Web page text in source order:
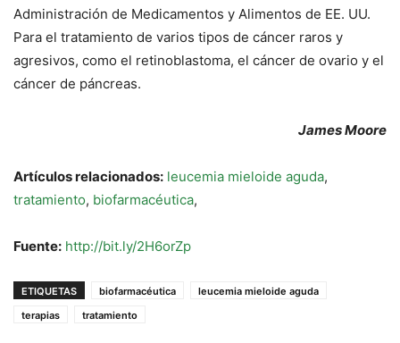
Administración de Medicamentos y Alimentos de EE. UU.
Para el tratamiento de varios tipos de cáncer raros y
agresivos, como el retinoblastoma, el cáncer de ovario y el
cáncer de páncreas.
James Moore
Artículos relacionados: leucemia mieloide aguda,
tratamiento, biofarmacéutica,
Fuente: http://bit.ly/2H6orZp
ETIQUETAS biofarmacéutica
leucemia mieloide aguda
terapias
tratamiento